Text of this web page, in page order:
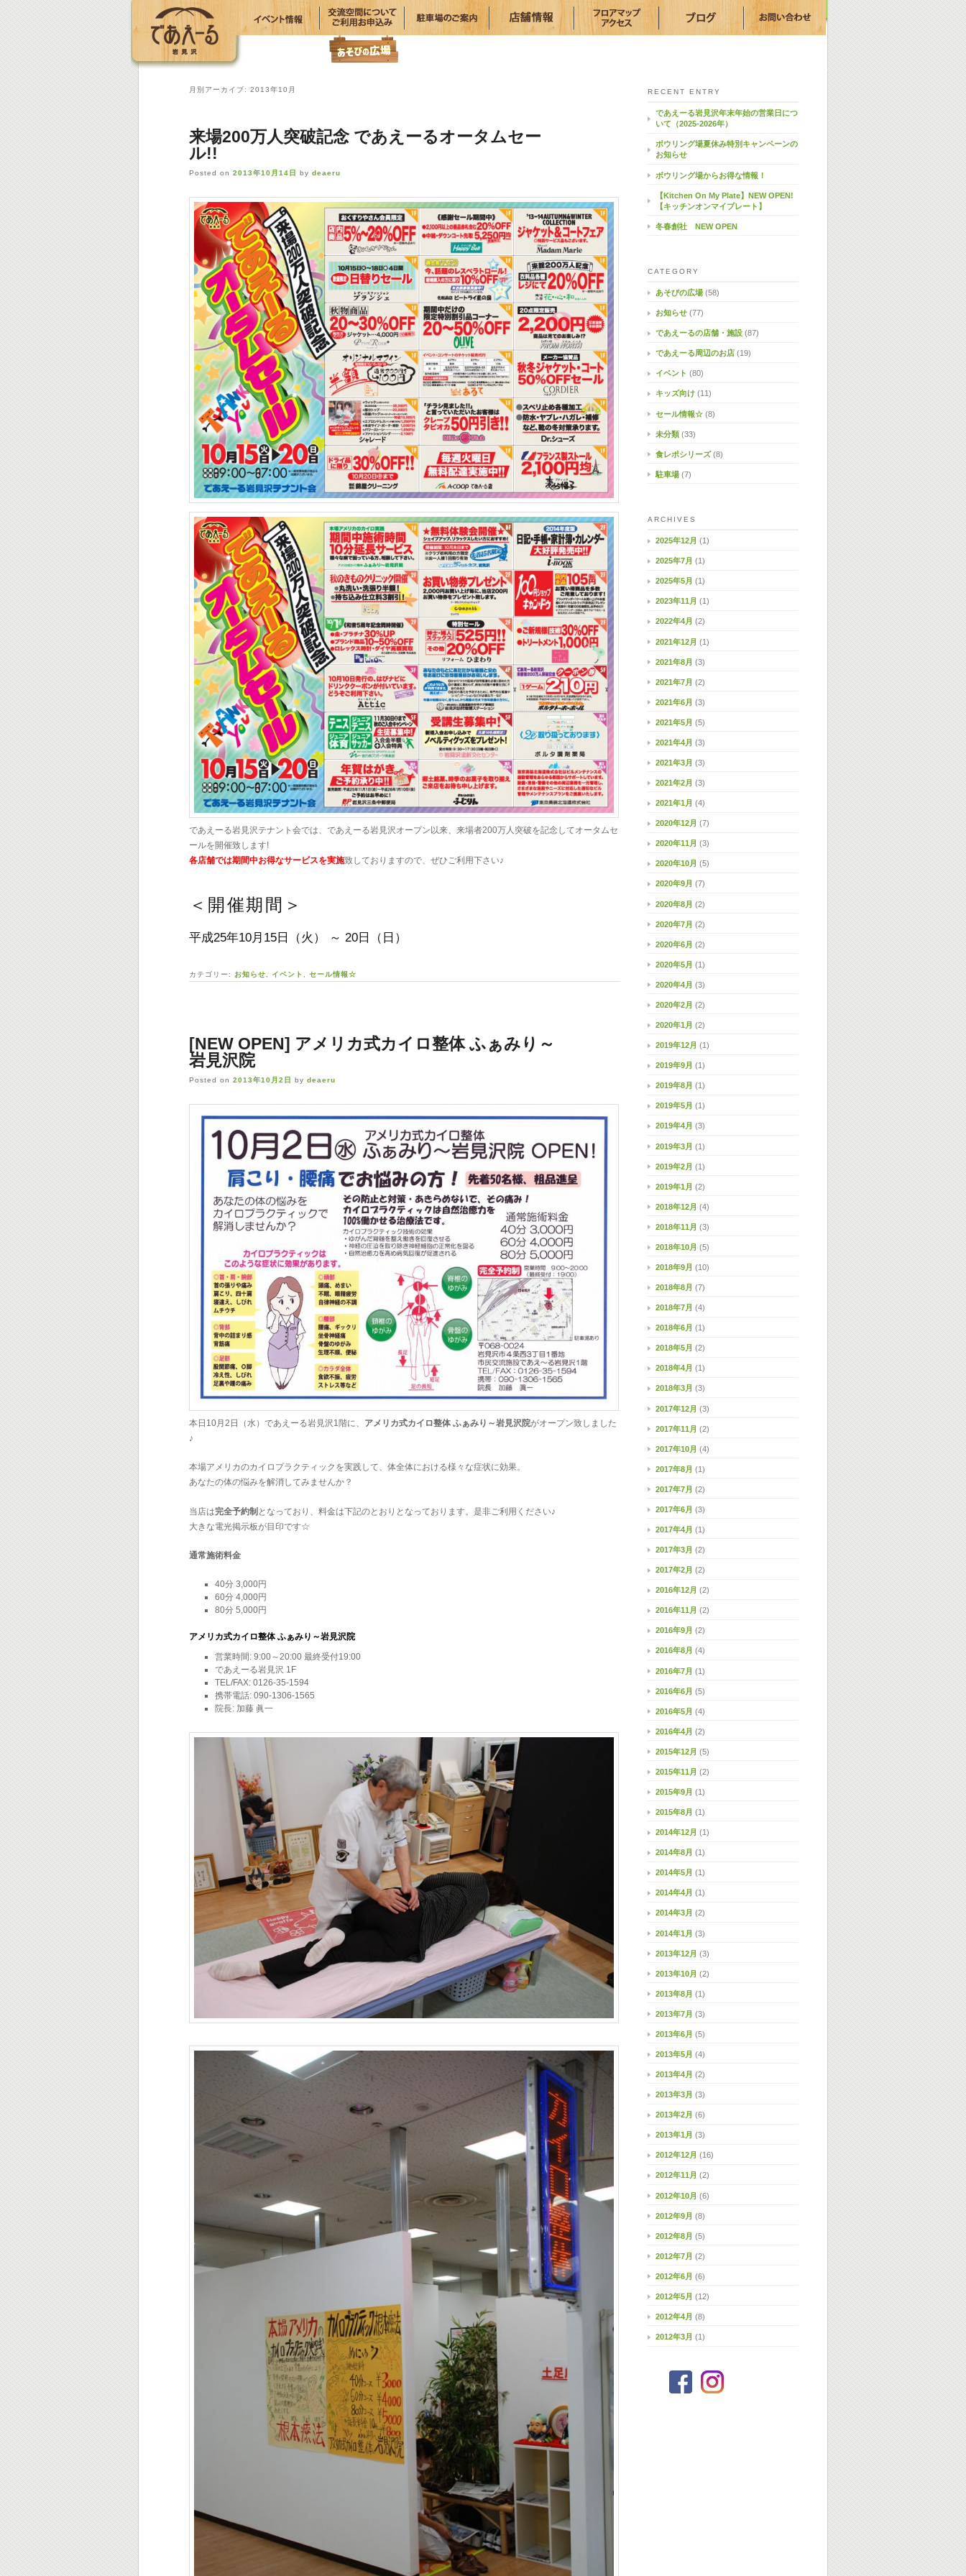
月別アーカイブ: 2013年10月
来場200万人突破記念 であえーるオータムセー
ル!!
Posted on 2013年10月14日 by deaeru
であえーる岩見沢テナント会では、であえーる岩見沢オープン以来、来場者200万人突破を記念してオータムセ
ールを開催致します!
各店舗では期間中お得なサービスを実施致しておりますので、ぜひご利用下さい♪
＜開催期間＞
平成25年10月15日（火） ～ 20日（日）
カテゴリー: お知らせ イベント セール情報☆
[NEW OPEN] アメリカ式カイロ整体 ふぁみり～
岩見沢院
Posted on 2013年10月2日 by deaeru
本日10月2日（水）であえーる岩見沢1階に、 アメリカ式カイロ整体 ふぁみり～岩見沢院がオープン致しました
♪
本場アメリカのカイロプラクティックを実践して、体全体における様々な症状に効果。
あなたの体の悩みを解消してみませんか？
当店は完全予約制 となっており、料金は下記のとおりとなっております。是非ご利用ください♪
大きな電光掲示板が目印です☆
通常施術料金
40分 3,000円
60分 4,000円
80分 5,000円
アメリカ式カイロ整体 ふぁみり～岩見沢院
営業時間: 9:00～20:00 最終受付19:00
であえーる岩見沢 1F
TEL/FAX: 0126-35-1594
携帯電話: 090-1306-1565
院長: 加藤 眞一
RECENT ENTRY
であえーる岩見沢年末年始の営業日につ
いて（2025-2026年）
ボウリング場夏休み特別キャンペーンの
お知らせ
ボウリング場からお得な情報！
【Kitchen On My Plate】NEW OPEN!
【キッチンオンマイプレート】
冬春創社 NEW OPEN
CATEGORY
あそびの広場 (58)
お知らせ (77)
であえーるの店舗・施設 (87)
であえーる周辺のお店 (19)
イベント (80)
キッズ向け (11)
セール情報☆ (8)
未分類 (33)
食レポシリーズ(8)
駐車場 (7)
ARCHIVES
2025年12月 (1)
2025年7月 (1)
2025年5月 (1)
2023年11月 (1)
2022年4月 (2)
2021年12月 (1)
2021年8月 (3)
2021年7月 (2)
2021年6月 (3)
2021年5月 (5)
2021年4月 (3)
2021年3月 (3)
2021年2月 (3)
2021年1月 (4)
2020年12月 (7)
2020年11月 (3)
2020年10月 (5)
2020年9月 (7)
2020年8月 (2)
2020年7月 (2)
2020年6月 (2)
2020年5月 (1)
2020年4月 (3)
2020年2月 (2)
2020年1月 (2)
2019年12月 (1)
2019年9月 (1)
2019年8月 (1)
2019年5月 (1)
2019年4月 (3)
2019年3月 (1)
2019年2月 (1)
2019年1月 (2)
2018年12月 (4)
2018年11月 (3)
2018年10月 (5)
2018年9月 (10)
2018年8月 (7)
2018年7月 (4)
2018年6月 (1)
2018年5月 (2)
2018年4月 (1)
2018年3月 (3)
2017年12月 (3)
2017年11月 (2)
2017年10月 (4)
2017年8月 (1)
2017年7月 (2)
2017年6月 (3)
2017年4月 (1)
2017年3月 (2)
2017年2月 (2)
2016年12月 (2)
2016年11月 (2)
2016年9月 (2)
2016年8月 (4)
2016年7月 (1)
2016年6月 (5)
2016年5月 (4)
2016年4月 (2)
2015年12月 (5)
2015年11月 (2)
2015年9月 (1)
2015年8月 (1)
2014年12月 (1)
2014年8月 (1)
2014年5月 (1)
2014年4月 (1)
2014年3月 (2)
2014年1月 (3)
2013年12月 (3)
2013年10月 (2)
2013年8月 (1)
2013年7月 (3)
2013年6月 (5)
2013年5月 (4)
2013年4月 (2)
2013年3月 (3)
2013年2月 (6)
2013年1月 (3)
2012年12月 (16)
2012年11月 (2)
2012年10月 (6)
2012年9月 (8)
2012年8月 (5)
2012年7月 (2)
2012年6月 (6)
2012年5月 (12)
2012年4月 (8)
2012年3月 (1)